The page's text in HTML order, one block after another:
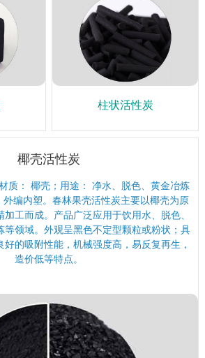
柱状活性炭
椰壳活性炭
质： 椰壳；用途： 净水、脱色、黄金冶炼
编内塑。春林果壳活性炭主要以椰壳为原
工而成。产品广泛应用于饮用水、脱色、
等领域。外观呈黑色不定型颗粒或粉状；具
的吸附性能，机械强度高，易反复再生，
造价低等特点。